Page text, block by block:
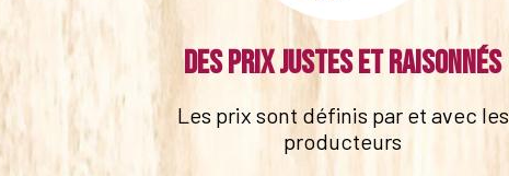
Des prix justes et raisonnés
Les prix sont définis par et avec les
producteurs